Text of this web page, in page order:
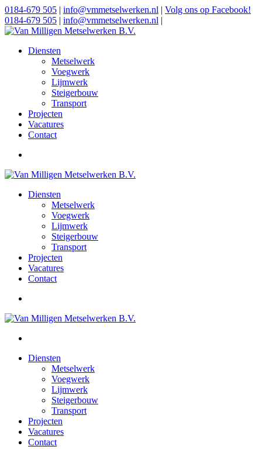
0184-679 505 | info@vmmetselwerken.nl | Volg ons op Facebook!
0184-679 505 | info@vmmetselwerken.nl |
Diensten
Metselwerk
Voegwerk
Lijmwerk
Steigerbouw
Transport
Projecten
Vacatures
Contact
Diensten
Metselwerk
Voegwerk
Lijmwerk
Steigerbouw
Transport
Projecten
Vacatures
Contact
Diensten
Metselwerk
Voegwerk
Lijmwerk
Steigerbouw
Transport
Projecten
Vacatures
Contact